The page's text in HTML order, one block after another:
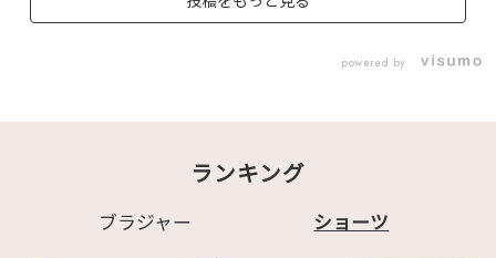
┈┈┈┈┈┈┈┈┈┈
ラー トリミング ヒッ
ーンショーツ
✧603713 カシュクー
powered by
ランキング
ブラジャー ショーツ